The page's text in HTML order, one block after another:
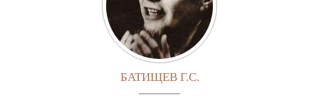
БАТИЩЕВ Г.С.